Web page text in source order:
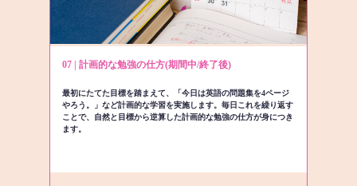
07 | 計画的な勉強の仕方(期間中/終了後)
最初にたてた目標を踏まえて、「今日は英語の問題集を4ページ
やろう。」など計画的な学習を実施します。毎日これを繰り返す
ことで、自然と目標から逆算した計画的な勉強の仕方が身につき
ます。